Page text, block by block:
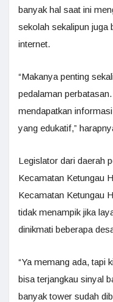
banyak hal saat ini
sekolah sekalipun juga
internet.
“Makanya penting
pedalaman
mendapatkan
yang edukatif,”
Legislator dari daerah
Kecamatan Ketungau
Kecamatan Ketungau
tidak menampik jika
dinikmati beberapa
“Ya memang ada, tapi
bisa terjangkau sinyal
banyak tower sudah